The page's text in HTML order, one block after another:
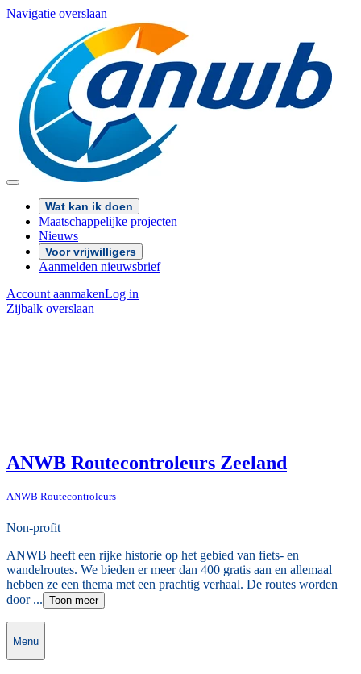
Navigatie overslaan
Wat kan ik doen
Maatschappelijke projecten
Nieuws
Voor vrijwilligers
Aanmelden nieuwsbrief
Account aanmakenLog in
Zijbalk overslaan
ANWB Routecontroleurs Zeeland
ANWB Routecontroleurs
Non-profit
ANWB heeft een rijke historie op het gebied van fiets- en
wandelroutes. We bieden er meer dan 400 gratis aan en allemaal
hebben ze een thema met een prachtig verhaal. De routes worden
door ... Toon meer
Menu